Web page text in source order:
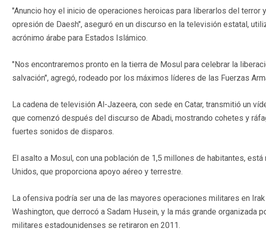
"Anuncio hoy el inicio de operaciones heroicas para liberarlos del terror
opresión de Daesh", aseguró en un discurso en la televisión estatal,
acrónimo árabe para Estados Islámico.
"Nos encontraremos pronto en la tierra de Mosul para celebrar la
salvación", agregó, rodeado por los máximos líderes de las Fuerzas
La cadena de televisión Al-Jazeera, con sede en Catar, transmitió un
que comenzó después del discurso de Abadi, mostrando cohetes y
fuertes sonidos de disparos.
El asalto a Mosul, con una población de 1,5 millones de habitantes,
Unidos, que proporciona apoyo aéreo y terrestre.
La ofensiva podría ser una de las mayores operaciones militares en
Washington, que derrocó a Sadam Husein, y la más grande organizada
militares estadounidenses se retiraron en 2011.